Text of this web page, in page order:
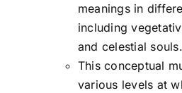
meanings in
including
and celestial souls.
This conceptual
various levels at